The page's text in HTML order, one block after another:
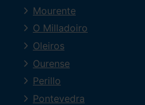
Mourente
O Milladoiro
Oleiros
Ourense
Perillo
Pontevedra